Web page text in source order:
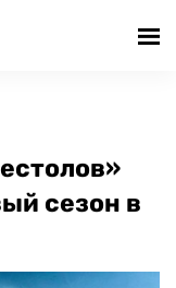
сезон в